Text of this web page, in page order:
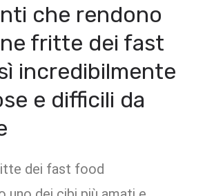
che rendono
fritte dei fast
incredibilmente
e difficili da
dei fast food